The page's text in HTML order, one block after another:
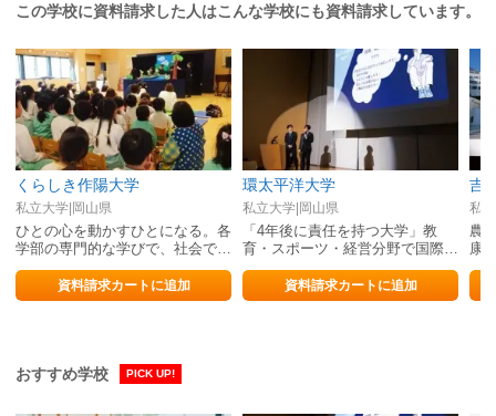
この学校に資料請求した人はこんな学校にも資料請求しています。
くらしき作陽大学
私立大学|岡山県
ひとの心を動かすひとになる。各
学部の専門的な学びで、社会で活
躍する真のプロフェッショナルを
養成します資料請求カートに追加
環太平洋大学
私立大学|岡山県
「4年後に責任を持つ大学」教
育・スポーツ・経営分野で国際的
に活躍できる人材を育成。
資料請求カートに追加
吉
私
農
康
語
おすすめ学校 PICK UP!